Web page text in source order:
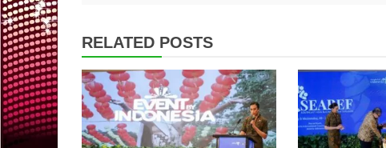
RELATED POSTS